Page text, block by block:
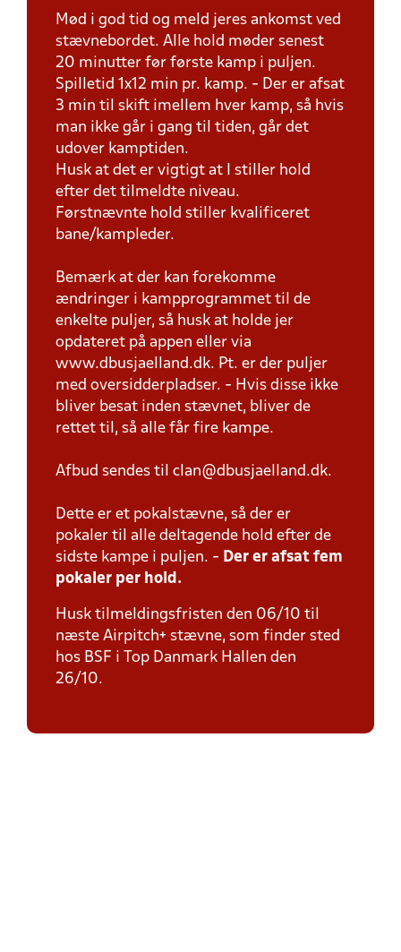
Mød i god tid og meld jeres ankomst ved
stævnebordet. Alle hold møder senest
20 minutter før første kamp i puljen.
Spilletid 1x12 min pr. kamp. - Der er afsat
3 min til skift imellem hver kamp, så hvis
man ikke går i gang til tiden, går det
udover kamptiden.
Husk at det er vigtigt at I stiller hold
efter det tilmeldte niveau.
Førstnævnte hold stiller kvalificeret
bane/kampleder.
Bemærk at der kan forekomme
ændringer i kampprogrammet til de
enkelte puljer, så husk at holde jer
opdateret på appen eller via
www.dbusjaelland.dk. Pt. er der puljer
med oversidderpladser. - Hvis disse ikke
bliver besat inden stævnet, bliver de
rettet til, så alle får fire kampe.
Afbud sendes til clan@dbusjaelland.dk.
Dette er et pokalstævne, så der er
pokaler til alle deltagende hold efter de
sidste kampe i puljen. - Der er afsat fem
pokaler per hold.
Husk tilmeldingsfristen den 06/10 til
næste Airpitch+ stævne, som finder sted
hos BSF i Top Danmark Hallen den
26/10.